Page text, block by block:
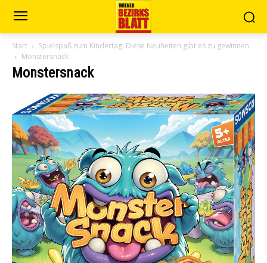
Start
Spielspaß zum Kindertag: Diese Neuheiten gibt es zu gewinnen
Monstersnack
Monstersnack